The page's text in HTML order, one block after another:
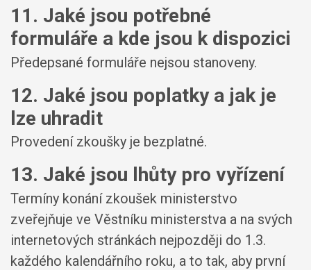
11. Jaké jsou potřebné
formuláře a kde jsou k dispozici
Předepsané formuláře nejsou stanoveny.
12. Jaké jsou poplatky a jak je
lze uhradit
Provedení zkoušky je bezplatné.
13. Jaké jsou lhůty pro vyřízení
Termíny konání zkoušek ministerstvo
zveřejňuje ve Věstníku ministerstva a na svých
internetových stránkách nejpozději do 1.3.
každého kalendářního roku, a to tak, aby první